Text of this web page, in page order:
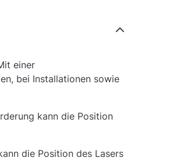
einer
bei Installationen sowie
kann die Position
die Position des Lasers